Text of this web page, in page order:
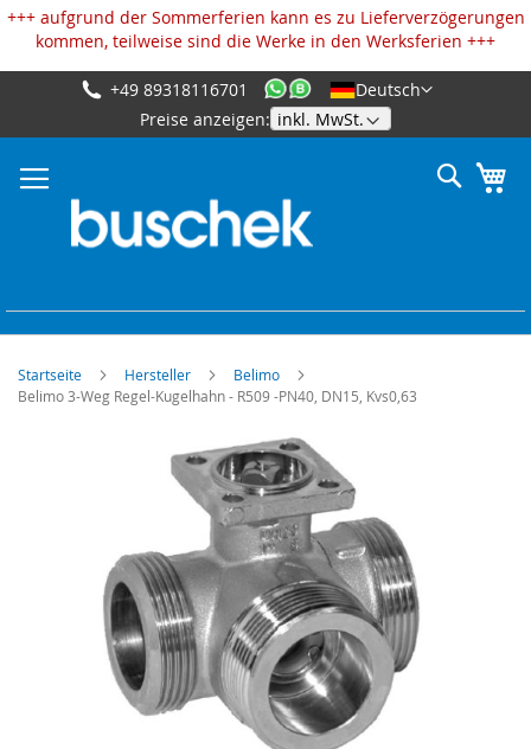
+++ aufgrund der Sommerferien kann es zu Lieferverzögerungen
kommen, teilweise sind die Werke in den Werksferien +++
Zum
Inhalt
Deutsch
Preise anzeigen:
+49 89318116701
Suche
Startseite Hersteller
Belimo
Belimo 3-Weg Regel-Kugelhahn - R509 -PN40, DN15, Kvs0,63
Cookie-Einstellungen